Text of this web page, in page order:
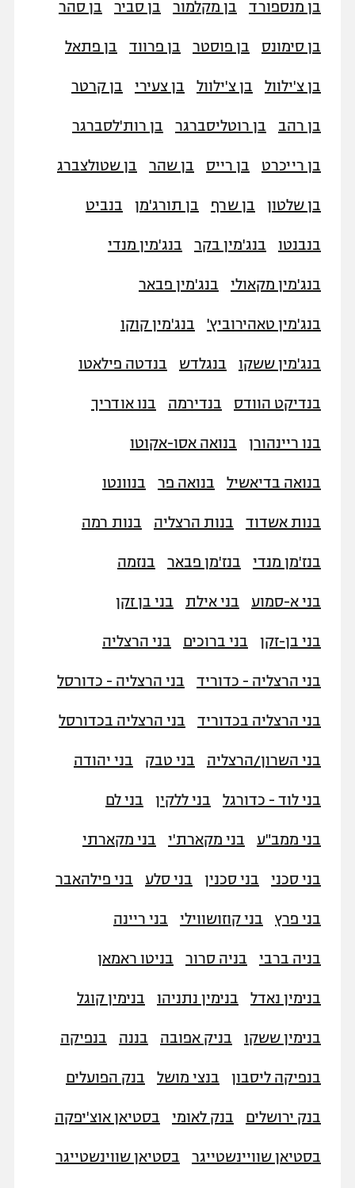
בן מנספורד בן מקלמור בן סביר בן סהר
בן סימונס בן פוסטר בן פרווד בן פתאל
בן צ'ילוול בן צ'ילוול בן צעירי בן קרטר
בן רהב בן רוטליסברגר בן רות'לסברגר
בן רייכרט בן רייס בן שהר בן שטולצברג
בן שלטון בן שרף בן תורג'מן בנביט
בנבנטו בנג'מין בקר בנג'מין מנדי
בנג'מין מקאולי בנג'מין פבאר
בנג'מין טאהירוביץ' בנג'מין קוקו
בנג'מין ששקו בנגלדש בנדטה פילאטו
בנדיקט הוודס בנדירמה בנו אודריך
בנו ריינהורן בנואה אסו-אקוטו
בנואה בדיאשיל בנואה פר בנוונטו
בנות אשדוד בנות הרצליה בנות רמה
בנז'מן מנדי בנז'מן פבאר בנזמה
בני א-סמוע בני אילת בני בן זקן
בני בן-זקן בני ברוכים בני הרצליה
בני הרצליה - כדוריד בני הרצליה - כדורסל
בני הרצליה בכדוריד בני הרצליה בכדורסל
בני השרון/הרצליה בני טבק בני יהודה
בני לוד - כדורגל בני ללקין בני לם
בני ממב"ע בני מקארת'י בני מקארתי
בני סכני בני סכנין בני סלע בני פילהאבר
בני פרץ בני קוזושווילי בני ריינה
בניה ברבי בניה סרור בניטו ראמאן
בנימין נאדל בנימין נתניהו בנימין קוגל
בנימין ששקו בניק אפובה בננה בנפיקה
בנפיקה ליסבון בנצי מושל בנק הפועלים
בנק ירושלים בנק לאומי בסטיאן אוצ'יפקה
בסטיאן שוויינשטייגר בסטיאן שווינשטייגר